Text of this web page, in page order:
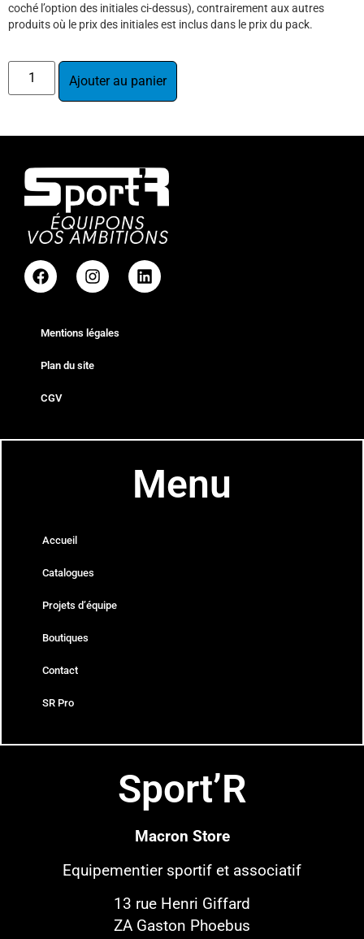
coché l’option des initiales ci-dessus), contrairement aux autres
produits où le prix des initiales est inclus dans le prix du pack.
Ajouter au panier
Mentions légales
Plan du site
CGV
Menu
Accueil
Catalogues
Projets d’équipe
Boutiques
Contact
SR Pro
Sport’R
Macron Store
Equipementier sportif et associatif
13 rue Henri Giffard
ZA Gaston Phoebus